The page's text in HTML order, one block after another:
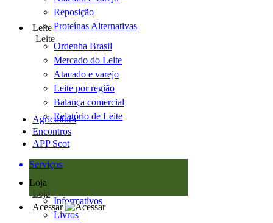
Reposição
Proteínas Alternativas
Leite
Leite
Ordenha Brasil
Mercado do Leite
Atacado e varejo
Leite por região
Balança comercial
Relatório de Leite
Agricultura
Encontros
APP Scot
Serviços
Loja
Loja
Informativos
Livros
Acessar